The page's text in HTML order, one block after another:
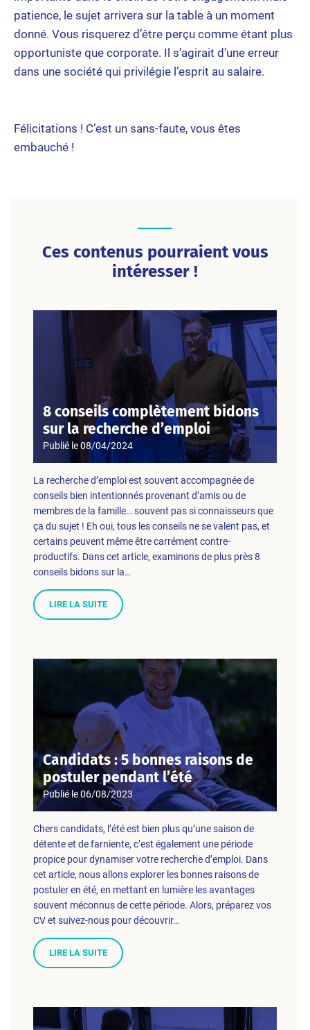
patience, le sujet arrivera sur la table à un moment
donné. Vous risquerez d’être perçu comme étant plus
opportuniste que corporate. Il s’agirait d’une erreur
dans une société qui privilégie l’esprit au salaire.
Félicitations ! C’est un sans-faute, vous êtes
embauché !
Ces contenus pourraient vous
intéresser !
8 conseils complètement bidons
sur la recherche d’emploi
Publié le08/04/2024
La recherche d’emploi est souvent accompagnée de
conseils bien intentionnés provenant d’amis ou de
membres de la famille… souvent pas si connaisseurs que
ça du sujet ! Eh oui, tous les conseils ne se valent pas, et
certains peuvent même être carrément contre-
productifs. Dans cet article, examinons de plus près 8
conseils bidons sur la…
LIRE LA SUITE
Candidats : 5 bonnes raisons de
postuler pendant l’été
Publié le06/08/2023
Chers candidats, l’été est bien plus qu’une saison de
détente et de farniente, c’est également une période
propice pour dynamiser votre recherche d’emploi. Dans
cet article, nous allons explorer les bonnes raisons de
postuler en été, en mettant en lumière les avantages
souvent méconnus de cette période. Alors, préparez vos
CV et suivez-nous pour découvrir…
LIRE LA SUITE